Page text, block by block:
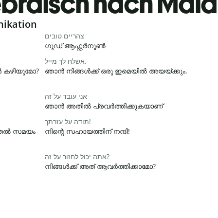
צהריים טובים
ഗുഡ് ആഫ്റ്റർനൂൺ
കഴിയുമോ?
אשלח לך מייל.
ഞാൻ നിങ്ങൾക്ക് ഒരു ഇമെയിൽ അയയ്ക്കും.
אני עובד על זה
ഞാൻ അതിൽ പ്രവർത്തിക്കുകയാണ്
സമയം
תודה על עזרתך!
നിന്റെ സഹായത്തിന് നന്ദി!
אתה יכול לחזור על זה?
നിങ്ങൾക്ക് അത് ആവർത്തിക്കാമോ?